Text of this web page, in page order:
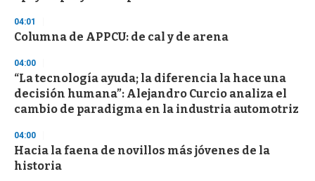
04:01
Columna de APPCU: de cal y de arena
04:00
“La tecnología ayuda; la diferencia la hace una
decisión humana”: Alejandro Curcio analiza el
cambio de paradigma en la industria automotriz
04:00
Hacia la faena de novillos más jóvenes de la
historia